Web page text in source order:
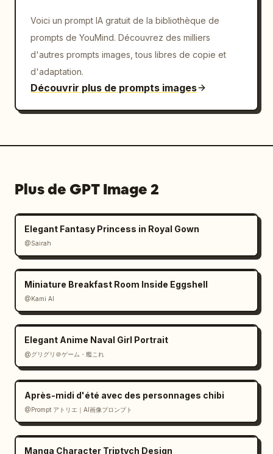
        "title": "expressions",
        "position": "en bas à gauche",
        "count": 6,
"sérieux", "surpris", "triste", "joyeux"]
      },
      {
"bottines"]
      {
        "title": "palette de couleurs",
        "position": "en bas au centre-droit",
        "count": 7,
        "labels": ["cheveux", "yeux", "peau",
"veste", "jupe et écharpe", "ceinture et
bottines", "accent (bijou)"]
      },
      {
        "title": "accessoires",
        "position": "en bas à droite",
        "labels": ["écharpe avec broche",
"ceinture"]
Voici un prompt IA gratuit de la bibliothèque de
prompts de YouMind. Découvrez des milliers
d'autres prompts images, tous libres de copie et
d'adaptation.
Découvrir plus de prompts images
Plus de GPT Image 2
Elegant Fantasy Princess in Royal Gown
@Sairah
Miniature Breakfast Room Inside Eggshell
@Kami AI
Elegant Anime Naval Girl Portrait
@グリグリ＠ゲーム・艦これ
Après-midi d'été avec des personnages chibi
@Prompt アトリエ｜AI画像プロンプト
Manga Character Triptych Design